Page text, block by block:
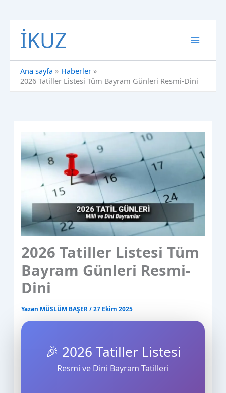
atlaİKUZ
Ana sayfa
Haberler
2026 Tatiller Listesi Tüm Bayram Günleri Resmi-Dini
2026 Tatiller Listesi Tüm
Bayram Günleri Resmi-
Dini
Yazan MÜSLÜM BAŞER/27 Ekim 2025
🎉 2026 Tatiller Listesi
Resmi ve Dini Bayram Tatilleri